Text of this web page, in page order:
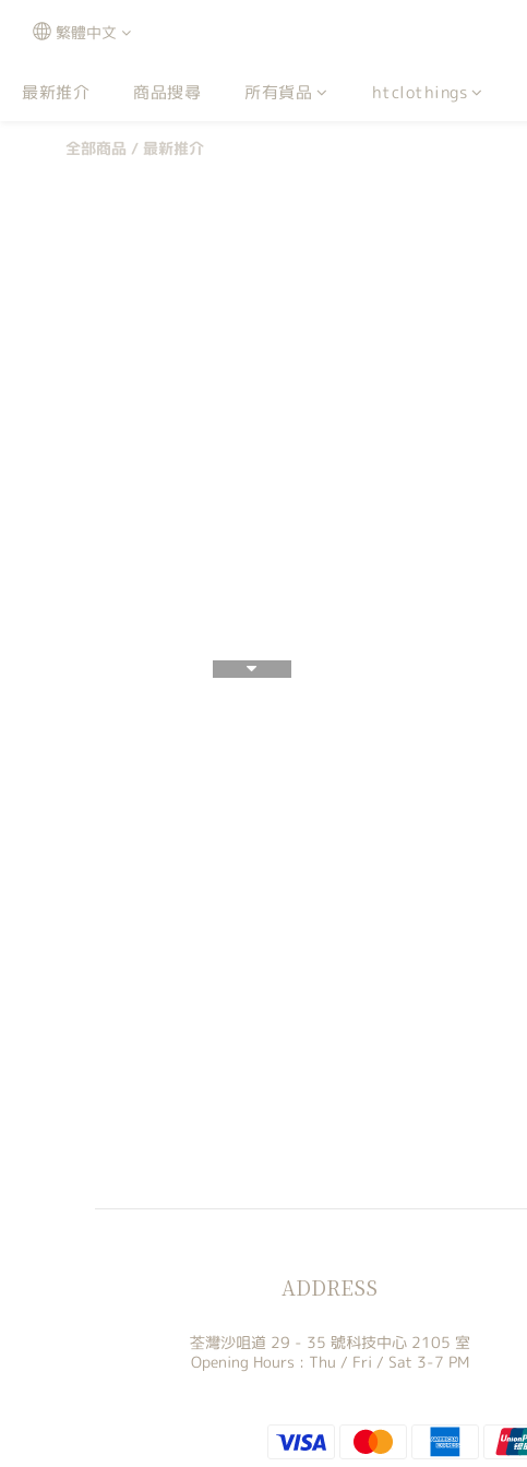
繁體中文
最新推介 商品搜尋 所有貨品 htclothings
全部商品 / 最新推介
ADDRESS
荃灣沙咀道 29 - 35 號科技中心 2105 室
Opening Hours : Thu / Fri / Sat 3-7 PM